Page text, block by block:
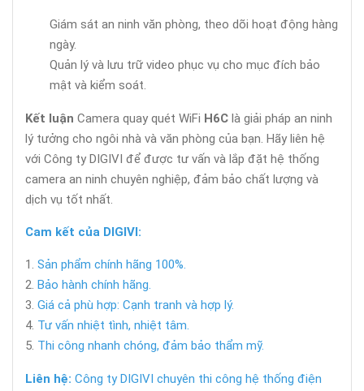
Giám sát an ninh văn phòng, theo dõi hoạt động hàng
ngày.
Quản lý và lưu trữ video phục vụ cho mục đích bảo
mật và kiểm soát.
Kết luận Camera quay quét WiFi H6C là giải pháp an ninh
lý tưởng cho ngôi nhà và văn phòng của bạn. Hãy liên hệ
với Công ty DIGIVI để được tư vấn và lắp đặt hệ thống
camera an ninh chuyên nghiệp, đảm bảo chất lượng và
dịch vụ tốt nhất.
Cam kết của DIGIVI:
Sản phẩm chính hãng 100%.
Bảo hành chính hãng.
Giá cả phù hợp: Cạnh tranh và hợp lý.
Tư vấn nhiệt tình, nhiệt tâm.
Thi công nhanh chóng, đảm bảo thẩm mỹ.
Liên hệ: Công ty DIGIVI chuyên thi công hệ thống điện